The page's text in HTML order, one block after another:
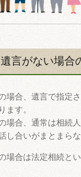
遺言がない場合
場合、遺言で指定
ます。
場合、通常は相続
し合いがまとまら
場合は法定相続と